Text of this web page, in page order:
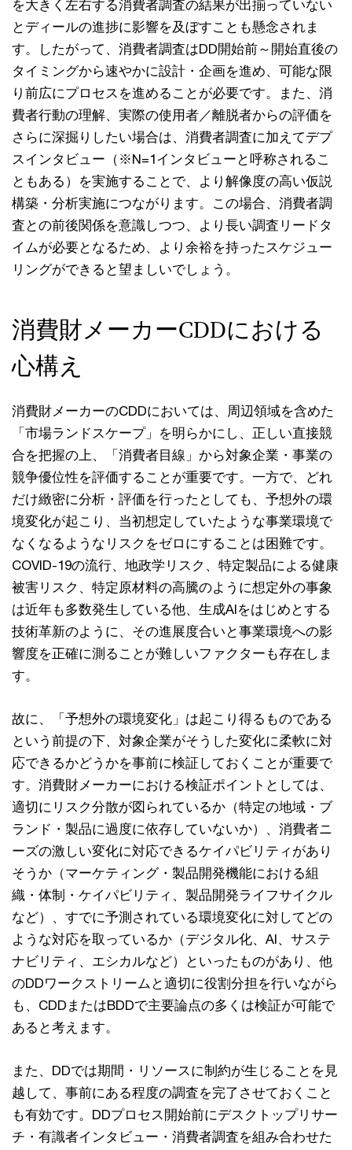
を大きく左右する消費者調査の結果が出揃っていない
とディールの進捗に影響を及ぼすことも懸念されま
す。したがって、消費者調査はDD開始前～開始直後の
タイミングから速やかに設計・企画を進め、可能な限
り前広にプロセスを進めることが必要です。また、消
費者行動の理解、実際の使用者／離脱者からの評価を
さらに深掘りしたい場合は、消費者調査に加えてデプ
スインタビュー（※N=1インタビューと呼称されるこ
ともある）を実施することで、より解像度の高い仮説
構築・分析実施につながります。この場合、消費者調
査との前後関係を意識しつつ、より長い調査リードタ
イムが必要となるため、より余裕を持ったスケジュー
リングができると望ましいでしょう。
消費財メーカーCDDにおける
心構え
消費財メーカーのCDDにおいては、周辺領域を含めた
「市場ランドスケープ」を明らかにし、正しい直接競
合を把握の上、「消費者目線」から対象企業・事業の
競争優位性を評価することが重要です。一方で、どれ
だけ緻密に分析・評価を行ったとしても、予想外の環
境変化が起こり、当初想定していたような事業環境で
なくなるようなリスクをゼロにすることは困難です。
COVID-19の流行、地政学リスク、特定製品による健康
被害リスク、特定原材料の高騰のように想定外の事象
は近年も多数発生している他、生成AIをはじめとする
技術革新のように、その進展度合いと事業環境への影
響度を正確に測ることが難しいファクターも存在しま
す。
故に、「予想外の環境変化」は起こり得るものである
という前提の下、対象企業がそうした変化に柔軟に対
応できるかどうかを事前に検証しておくことが重要で
す。消費財メーカーにおける検証ポイントとしては、
適切にリスク分散が図られているか（特定の地域・ブ
ランド・製品に過度に依存していないか）、消費者ニ
ーズの激しい変化に対応できるケイパビリティがあり
そうか（マーケティング・製品開発機能における組
織・体制・ケイパビリティ、製品開発ライフサイクル
など）、すでに予測されている環境変化に対してどの
ような対応を取っているか（デジタル化、AI、サステ
ナビリティ、エシカルなど）といったものがあり、他
のDDワークストリームと適切に役割分担を行いながら
も、CDDまたはBDDで主要論点の多くは検証が可能で
あると考えます。
また、DDでは期間・リソースに制約が生じることを見
越して、事前にある程度の調査を完了させておくこと
も有効です。DDプロセス開始前にデスクトップリサー
チ・有識者インタビュー・消費者調査を組み合わせた